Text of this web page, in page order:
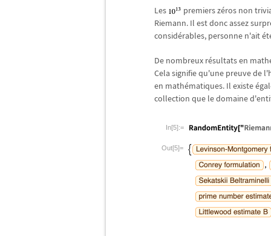
Les premiers zéros non
Riemann. Il est donc assez
considérables, personne n'aitét
De nombreux résultats en math
Cela signifie qu'une preuve de
en mathématiques. Il existeé
collection que le domaine
In[5]:=
Out[5]=